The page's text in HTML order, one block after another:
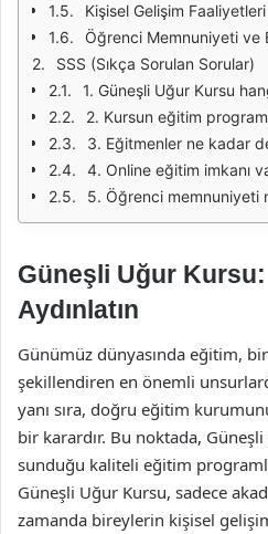
Kişisel Gelişim Faaliyetleri
Öğrenci Memnuniyeti ve
SSS (Sıkça Sorulan Sorular)
1. Güneşli Uğur Kursu hangi
2. Kursun eğitim
3. Eğitmenler ne kadar
4. Online eğitim imkanı
5. Öğrenci memnuniyeti
Güneşli Uğur
Aydınlatın
Günümüz dünyasında eğitim,
şekillendiren en önemli
yanı sıra, doğru eğitim
bir karardır. Bu noktada,
sunduğu kaliteli eğitim
Güneşli Uğur Kursu, sadece
zamanda bireylerin kişisel